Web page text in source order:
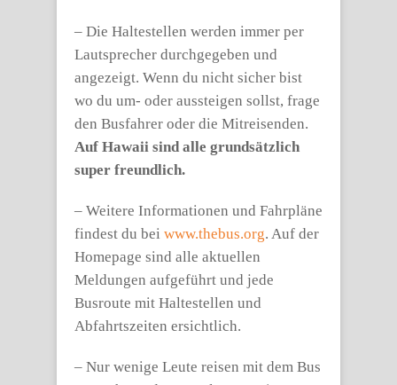
– Die Haltestellen werden immer per
Lautsprecher durchgegeben und
angezeigt. Wenn du nicht sicher bist
wo du um- oder aussteigen sollst, frage
den Busfahrer oder die Mitreisenden.
Auf Hawaii sind alle grundsätzlich
super freundlich.
– Weitere Informationen und Fahrpläne
findest du bei www.thebus.org. Auf der
Homepage sind alle aktuellen
Meldungen aufgeführt und jede
Busroute mit Haltestellen und
Abfahrtszeiten ersichtlich.
– Nur wenige Leute reisen mit dem Bus